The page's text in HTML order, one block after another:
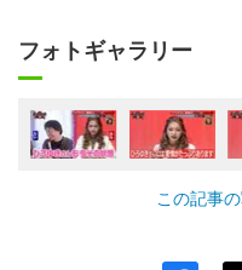
フォトギャラリー
この記事